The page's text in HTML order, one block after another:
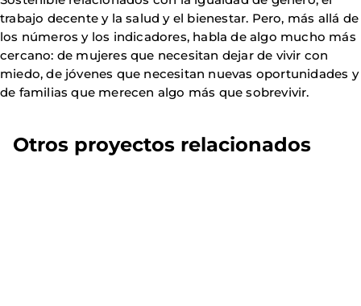
trabajo decente y la salud y el bienestar. Pero, más allá de
los números y los indicadores, habla de algo mucho más
cercano: de mujeres que necesitan dejar de vivir con
miedo, de jóvenes que necesitan nuevas oportunidades y
de familias que merecen algo más que sobrevivir.
Otros proyectos relacionados